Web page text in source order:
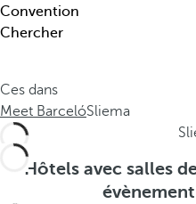
q
u
.
.
e
n
h
e
Convention
Chercher
Ces dans
Meet BarcelóSliema
Hôtels avec salles